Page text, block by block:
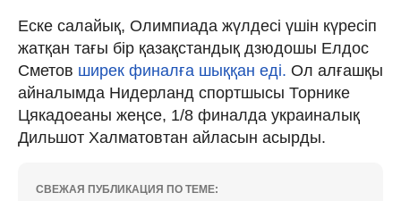
Еске салайық, Олимпиада жүлдесі үшін күресіп
жатқан тағы бір қазақстандық дзюдошы Елдос
Сметов ширек финалға шыққан еді. Ол алғашқы
айналымда Нидерланд спортшысы Торнике
Цякадоеаны жеңсе, 1/8 финалда украиналық
Дильшот Халматовтан айласын асырды.
СВЕЖАЯ ПУБЛИКАЦИЯ ПО ТЕМЕ: